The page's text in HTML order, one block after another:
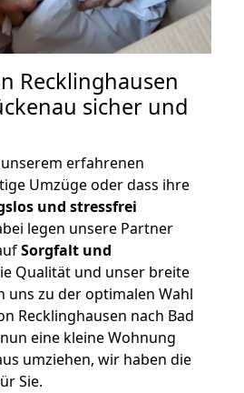
Recklinghausen
sicher und
erfahrenen
Umzüge oder dass ihre
und stressfrei
legen unsere Partner
Sorgfalt und
Qualität und unser breite
uns zu der optimalen Wahl
Recklinghausen nach Bad
eine kleine Wohnung
umziehen, wir haben die
Sie.